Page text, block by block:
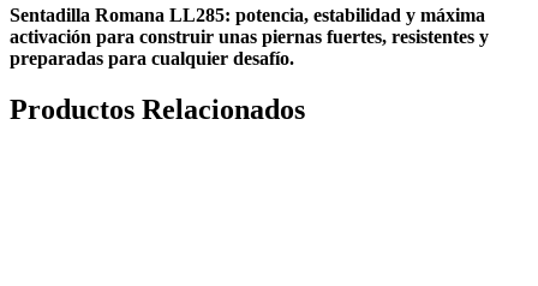
Sentadilla Romana LL285: potencia, estabilidad y máxima
activación para construir unas piernas fuertes, resistentes y
preparadas para cualquier desafío.
Productos Relacionados